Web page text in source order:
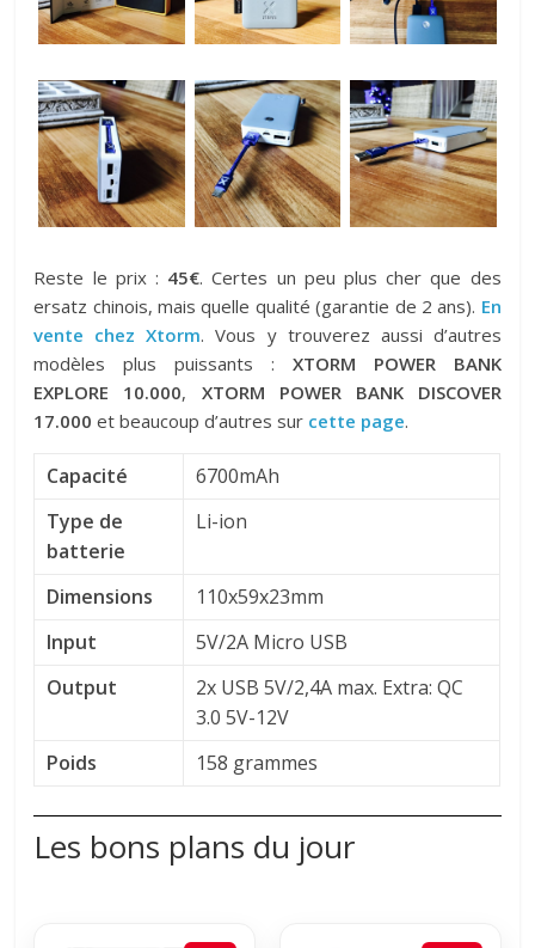
Reste le prix : 45€. Certes un peu plus cher que des
ersatz chinois, mais quelle qualité (garantie de 2 ans). En
vente chez Xtorm. Vous y trouverez aussi d’autres
modèles plus puissants : XTORM POWER BANK
EXPLORE 10.000, XTORM POWER BANK DISCOVER
17.000 et beaucoup d’autres sur cette page.
Capacité
6700mAh
Type de
batterie
Li-ion
Dimensions
110x59x23mm
Input
5V/2A Micro USB
Output
2x USB 5V/2,4A max. Extra: QC
3.0 5V-12V
Poids
158 grammes
Les bons plans du jour